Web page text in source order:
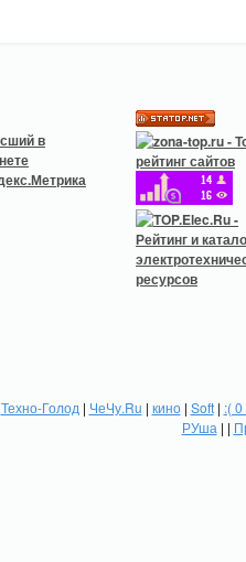
Техно-Голод | ЧеЧу.Ru | кино| Soft| :(
РУша | |